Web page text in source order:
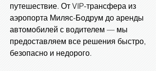
путешествие. От VIP-трансфера из
аэропорта Миляс-Бодрум до аренды
автомобилей с водителем — мы
предоставляем все решения быстро,
безопасно и недорого.